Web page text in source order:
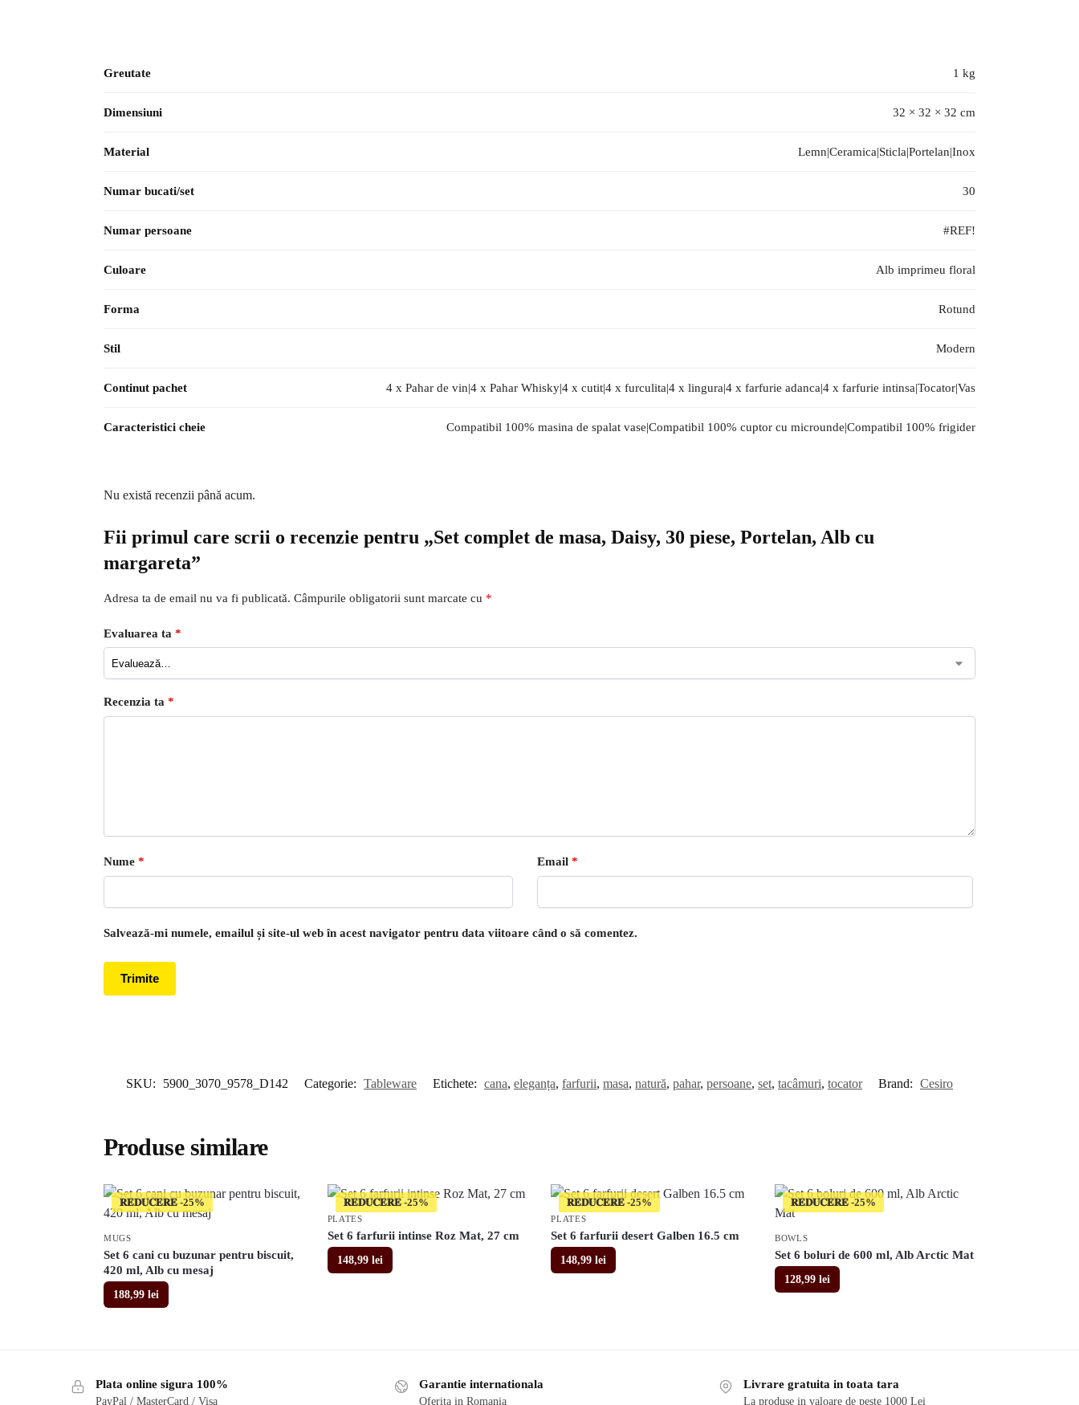
Greutate 1 kg
Dimensiuni 32 × 32 × 32 cm
Material Lemn|Ceramica|Sticla|Portelan|Inox
Numar bucati/set 30
Numar persoane #REF!
Culoare Alb imprimeu floral
Forma Rotund
Stil Modern
Continut pachet 4 x Pahar de vin|4 x Pahar Whisky|4 x cutit|4 x furculita|4 x lingura|4 x farfurie adanca|4 x farfurie intinsa|Tocator|Vas
Caracteristici cheie Compatibil 100% masina de spalat vase|Compatibil 100% cuptor cu microunde|Compatibil 100% frigider
Nu există recenzii până acum.
Fii primul care scrii o recenzie pentru „Set complet de masa, Daisy, 30 piese, Portelan, Alb cu
margareta”
Adresa ta de email nu va fi publicată. Câmpurile obligatorii sunt marcate cu *
Evaluarea ta *
Recenzia ta *
Nume * Email *
Salvează-mi numele, emailul și site-ul web în acest navigator pentru data viitoare când o să comentez.
SKU: 5900_3070_9578_D142 Categorie: Tableware Etichete: cana, eleganța, farfurii, masa, natură, pahar, persoane, set, tacâmuri, tocator Brand: Cesiro
Produse similare
𝐑𝐄𝐃𝐔𝐂𝐄𝐑𝐄
MUGS
Set 6 cani cu buzunar pentru biscuit,
420 ml, Alb cu mesaj
188,99 lei
𝐑𝐄𝐃𝐔𝐂𝐄𝐑𝐄
PLATES
Set 6 farfurii intinse Roz Mat, 27 cm
148,99 lei
𝐑𝐄𝐃𝐔𝐂𝐄𝐑𝐄
PLATES
Set 6 farfurii desert Galben 16.5 cm
148,99lei
𝐑𝐄𝐃𝐔𝐂𝐄𝐑𝐄
BOWLS
Set 6 boluri de 600 ml, Alb Arctic Mat
128,99lei
Plata online sigura 100%
PayPal / MasterCard / Visa
Garantie internationala
Oferita in Romania
Livrare gratuita in toata tara
La produse in valoare de peste 1000 Lei